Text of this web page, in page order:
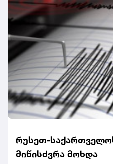
მარკესი სილამაზის
ეთერის დროს მოკლეს.
რუსეთ-
მიწისძვრა მოხდა